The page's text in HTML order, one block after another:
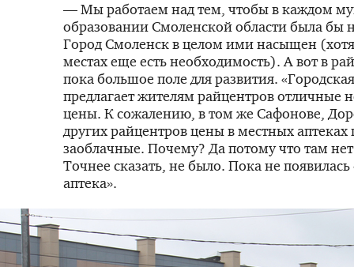
— Мы работаем над тем, чтобы в каждом
образовании Смоленской области была бы
Город Смоленск в целом ими насыщен
местах еще есть необходимость). А вот в
пока большое поле для развития.
предлагает жителям райцентров отличные
цены. К сожалению, в том же Сафонове,
других райцентров цены в местных аптеках
заоблачные. Почему? Да потому что там
Точнее сказать, не было. Пока не появилась
аптека».